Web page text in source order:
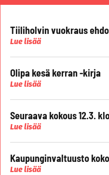
Tiiliholvin vuokraus
Lue lisää
Olipa kesä kerran -kirja
Lue lisää
Seuraava kokous 12.3.
Lue lisää
Kaupunginvaltuusto
Lue lisää